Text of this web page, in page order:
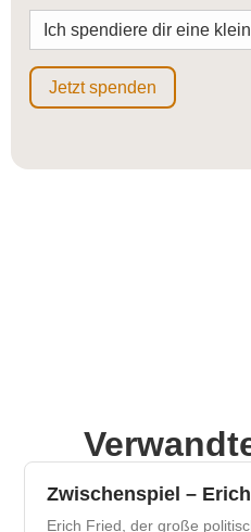
Jetzt spenden
Zwischenspiel –
Erich Fried, der große